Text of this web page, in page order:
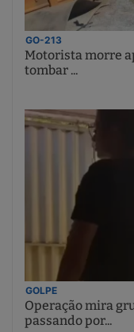
GO-213
Motorista morre
tombar ...
GOLPE
Operação mira
passando por...